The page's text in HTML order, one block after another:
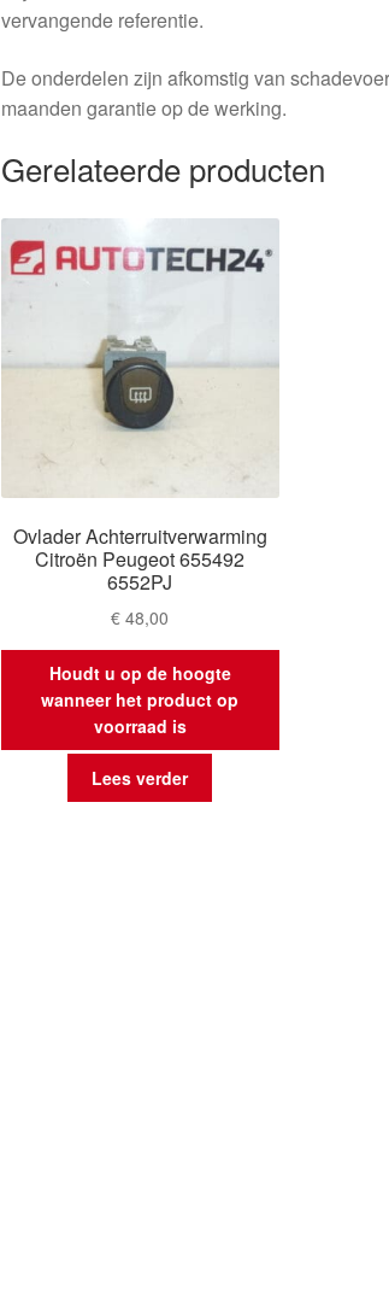
vervangende referentie.
De onderdelen zijn afkomstig van
maanden garantie op de werking.
Gerelateerde producten
Ovlader Achterruitverwarming
Citroën Peugeot 655492
6552PJ
€ 48,00
Houdt u op de hoogte
wanneer het product op
voorraad is
Lees verder